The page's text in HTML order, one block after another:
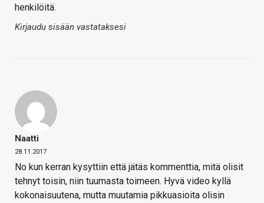
henkilöitä.
Kirjaudu sisään vastataksesi
Naatti
28.11.2017
No kun kerran kysyttiin että jätäs kommenttia, mitä olisit
tehnyt toisin, niin tuumasta toimeen. Hyvä video kyllä
kokonaisuutena, mutta muutamia pikkuasioita olisin